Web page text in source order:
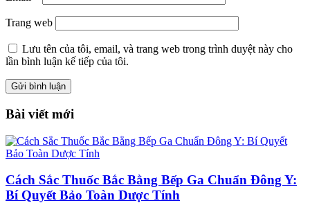
Trang web
Lưu tên của tôi, email, và trang web trong trình duyệt này cho
lần bình luận kế tiếp của tôi.
Bài viết mới
Cách Sắc Thuốc Bắc Bằng Bếp Ga Chuẩn Đông Y:
Bí Quyết Bảo Toàn Dược Tính